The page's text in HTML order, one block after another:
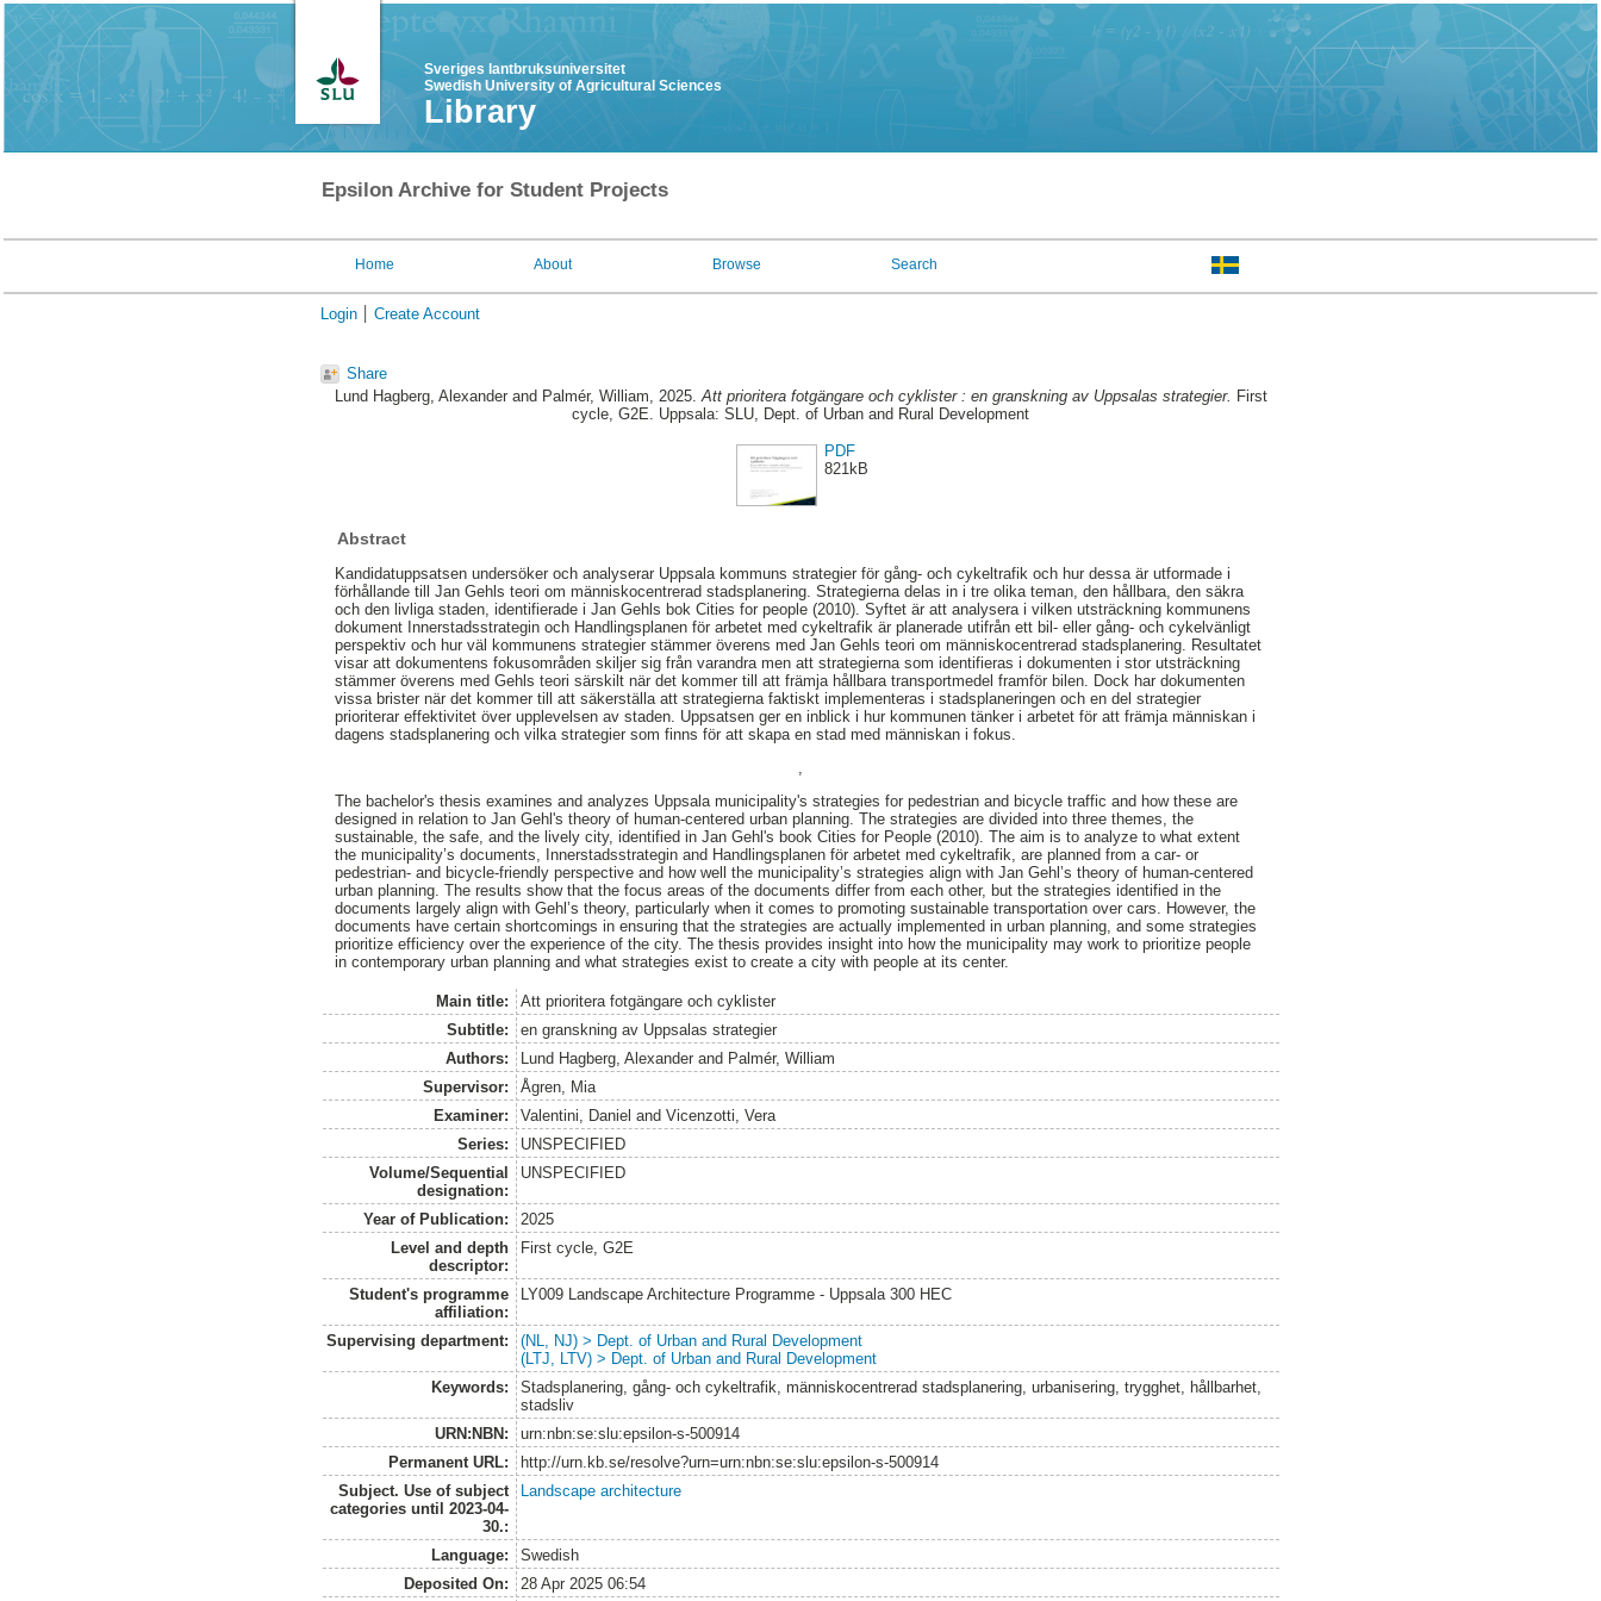
Sveriges lantbruksuniversitet
Swedish University of Agricultural Sciences
Library
Epsilon Archive for Student Projects
Home About Browse Search
Login Create Account
Share
Lund Hagberg, Alexanderand Palmér, William, 2025.Att prioritera fotgängare och cyklister : en granskning av Uppsalas strategier. First
cycle, G2E. Uppsala: SLU, Dept. of Urban and Rural Development
PDF
821kB
Abstract
Kandidatuppsatsen undersöker och analyserar Uppsala kommuns strategier för gång- och cykeltrafik och hur dessa är utformade i
förhållande till Jan Gehls teori om människocentrerad stadsplanering. Strategierna delas in i tre olika teman, den hållbara, den säkra
och den livliga staden, identifierade i Jan Gehls bok Cities for people (2010). Syftet är att analysera i vilken utsträckning kommunens
dokument Innerstadsstrategin och Handlingsplanen för arbetet med cykeltrafik är planerade utifrån ett bil- eller gång- och cykelvänligt
perspektiv och hur väl kommunens strategier stämmer överens med Jan Gehls teori om människocentrerad stadsplanering. Resultatet
visar att dokumentens fokusområden skiljer sig från varandra men att strategierna som identifieras i dokumenten i stor utsträckning
stämmer överens med Gehls teori särskilt när det kommer till att främja hållbara transportmedel framför bilen. Dock har dokumenten
vissa brister när det kommer till att säkerställa att strategierna faktiskt implementeras i stadsplaneringen och en del strategier
prioriterar effektivitet över upplevelsen av staden. Uppsatsen ger en inblick i hur kommunen tänker i arbetet för att främja människan i
dagens stadsplanering och vilka strategier som finns för att skapa en stad med människan i fokus.
The bachelor's thesis examines and analyzes Uppsala municipality's strategies for pedestrian and bicycle traffic and how these are
designed in relation to Jan Gehl's theory of human-centered urban planning. The strategies are divided into three themes, the
sustainable, the safe, and the lively city, identified in Jan Gehl's book Cities for People (2010). The aim is to analyze to what extent
the municipality’s documents, Innerstadsstrategin and Handlingsplanen för arbetet med cykeltrafik, are planned from a car- or
pedestrian- and bicycle-friendly perspective and how well the municipality’s strategies align with Jan Gehl’s theory of human-centered
urban planning. The results show that the focus areas of the documents differ from each other, but the strategies identified in the
documents largely align with Gehl’s theory, particularly when it comes to promoting sustainable transportation over cars. However, the
documents have certain shortcomings in ensuring that the strategies are actually implemented in urban planning, and some strategies
prioritize efficiency over the experience of the city. The thesis provides insight into how the municipality may work to prioritize people
in contemporary urban planning and what strategies exist to create a city with people at its center.
Main title:
Att prioritera fotgängare och cyklister
Subtitle:
en granskning av Uppsalas strategier
Authors:
Lund Hagberg, Alexanderand Palmér, William
Supervisor:
Ågren, Mia
Examiner:
Valentini, Daniel and Vicenzotti, Vera
Series:
UNSPECIFIED
Volume/Sequential
designation:
UNSPECIFIED
Year of Publication:
2025
Level and depth
descriptor:
First cycle, G2E
Student's programme
affiliation:
LY009 Landscape Architecture Programme - Uppsala 300 HEC
Supervising department:
(NL, NJ) > Dept. of Urban and Rural Development
(LTJ, LTV) > Dept. of Urban and Rural Development
Keywords:
Stadsplanering, gång- och cykeltrafik, människocentrerad stadsplanering, urbanisering, trygghet, hållbarhet,
stadsliv
URN:NBN:
urn:nbn:se:slu:epsilon-s-500914
Permanent URL:
http://urn.kb.se/resolve?urn=urn:nbn:se:slu:epsilon-s-500914
Subject. Use of subject
categories until 2023-04-
30.:
Landscape architecture
Language:
Swedish
Deposited On:
28 Apr 2025 06:54